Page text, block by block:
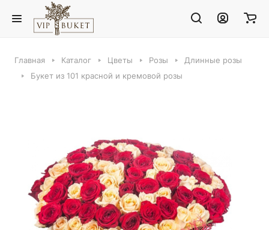
Главная Каталог Цветы Розы
Длинные розы
Букет из 101 красной и кремовой розы